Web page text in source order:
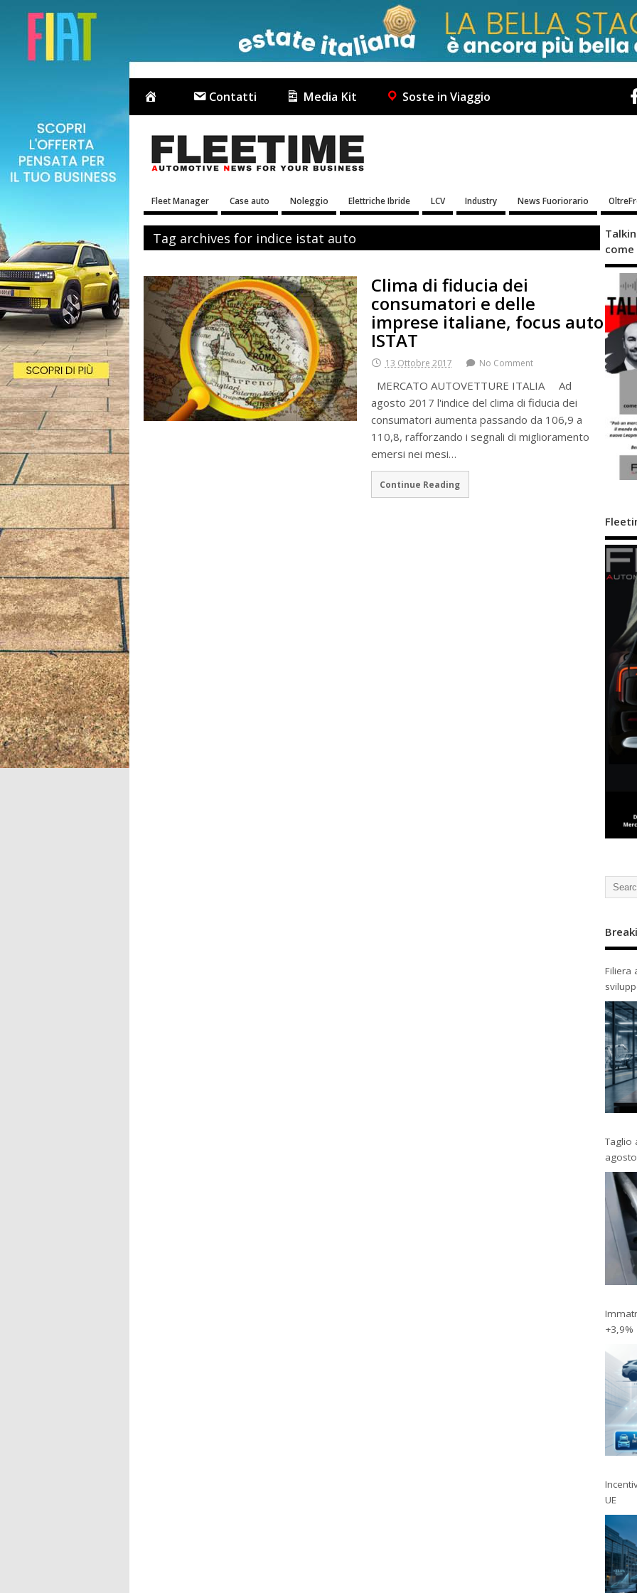
Contatti Media Kit Soste in Viaggio
Fleet Manager Case auto Noleggio Elettriche Ibride LCV Industry News Fuoriorario
Tag archives for indice istat auto
Clima di fiducia dei
consumatori e delle
imprese italiane, focus auto
ISTAT
13 Ottobre 2017 No Comment
MERCATO AUTOVETTURE ITALIA Ad
agosto 2017 l'indice del clima di fiducia dei
consumatori aumenta passando da 106,9 a
110,8, rafforzando i segnali di miglioramento
emersi nei mesi…
Continue Reading
Filiera
Taglio
agosto
+3,9%
UE